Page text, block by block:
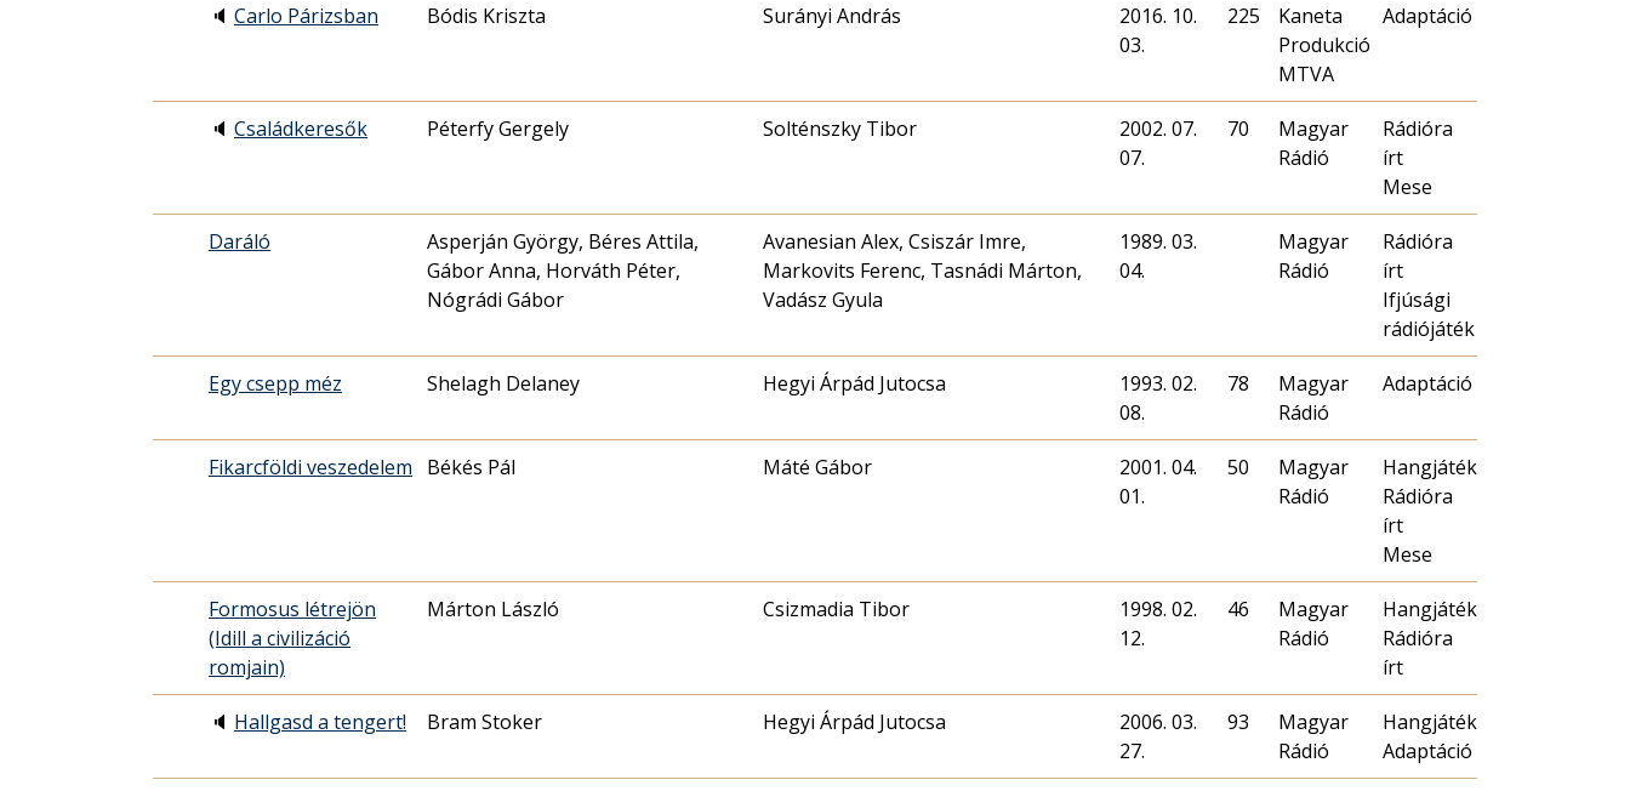
🔈 Carlo Párizsban Bódis Kriszta Surányi András
2016. 10.
03.
225
Kaneta
Produkció
MTVA
Adaptáció
🔈 Családkeresők Péterfy Gergely Solténszky Tibor
2002. 07.
07.
70
Magyar
Rádió
Rádióra
írt
Mese
Daráló
Asperján György, Béres Attila,
Gábor Anna, Horváth Péter,
Nógrádi Gábor
Avanesian Alex, Csiszár Imre,
Markovits Ferenc, Tasnádi Márton,
Vadász Gyula
1989. 03.
04.
Magyar
Rádió
Rádióra
írt
Ifjúsági
rádiójáték
Egy csepp méz Shelagh Delaney Hegyi Árpád Jutocsa
1993. 02.
08.
78
Magyar
Rádió
Adaptáció
Fikarcföldi veszedelem Békés Pál Máté Gábor
2001. 04.
01.
50
Magyar
Rádió
Hangjáték
Rádióra
írt
Mese
Formosus létrejön
(Idill a civilizáció
romjain)
Márton László Csizmadia Tibor
1998. 02.
12.
46
Magyar
Rádió
Hangjáték
Rádióra
írt
🔈 Hallgasd a tengert! Bram Stoker Hegyi Árpád Jutocsa
2006. 03.
27.
93
Magyar
Rádió
Hangjáték
Adaptáció